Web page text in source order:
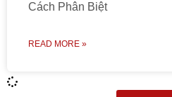
Cách Phân Biệt
READ MORE »